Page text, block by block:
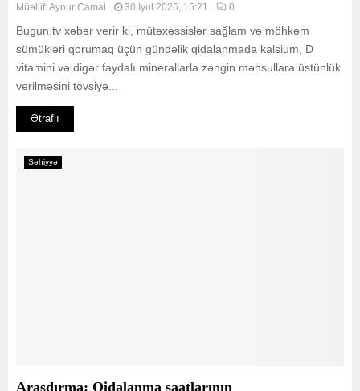
Müəllif:Aynur Camal 30 İyul 2026, 15:21 0
Bugun.tv xəbər verir ki, mütəxəssislər sağlam və möhkəm
sümükləri qorumaq üçün gündəlik qidalanmada kalsium, D
vitamini və digər faydalı minerallarla zəngin məhsullara üstünlük
verilməsini tövsiyə...
Ətraflı
Səhiyyə
Araşdırma: Qidalanma saatlarının